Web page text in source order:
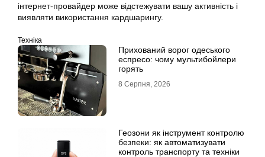
інтернет-провайдер може відстежувати вашу активність і
виявляти використання кардшарингу.
Техніка
Прихований ворог одеського
еспресо: чому мультибойлери
горять
8 Серпня, 2026
Геозони як інструмент контролю
безпеки: як автоматизувати
контроль транспорту та техніки